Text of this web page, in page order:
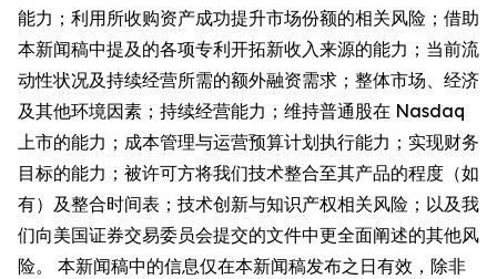
能力；利用所收购资产成功提升市场份额的相关风险；借助
本新闻稿中提及的各项专利开拓新收入来源的能力；当前流
动性状况及持续经营所需的额外融资需求；整体市场、经济
及其他环境因素；持续经营能力；维持普通股在 Nasdaq
上市的能力；成本管理与运营预算计划执行能力；实现财务
目标的能力；被许可方将我们技术整合至其产品的程度（如
有）及整合时间表；技术创新与知识产权相关风险；以及我
们向美国证券交易委员会提交的文件中更全面阐述的其他风
险。 本新闻稿中的信息仅在本新闻稿发布之日有效，除非